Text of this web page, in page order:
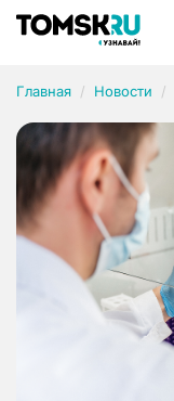
Главная Новости